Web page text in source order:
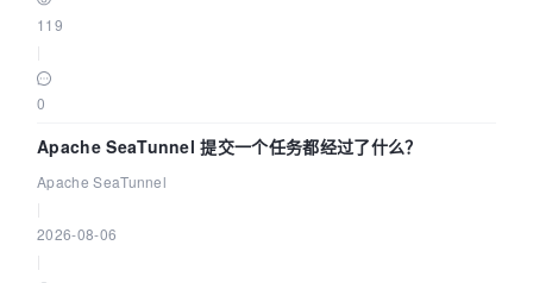
119
0
Apache SeaTunnel 提交一个任务都经过了什么？
Apache SeaTunnel
2026-08-06